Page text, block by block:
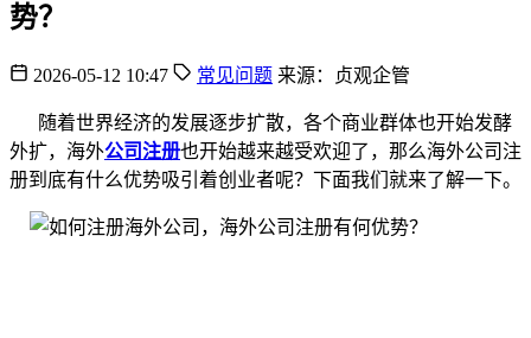
势？
2026-05-12 10:47 常见问题 来源：贞观企管
随着世界经济的发展逐步扩散，各个商业群体也开始发酵
外扩，海外公司注册也开始越来越受欢迎了，那么海外公司注
册到底有什么优势吸引着创业者呢？下面我们就来了解一下。